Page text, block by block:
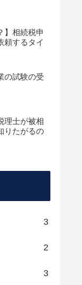
】相続税申
頼するタイ
の試験の受
理士が被相
りたがるの
3
2
3